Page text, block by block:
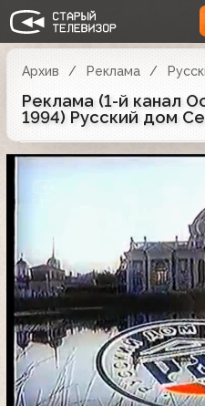
Архив Реклама
Реклама (1-й канал
1994) Русский дом